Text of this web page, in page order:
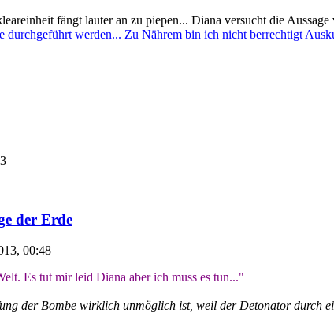
fängt lauter an zu piepen... Diana versucht die
durchgeführt werden... Zu Nährem bin ich nicht berrechtigt
der Erde
00:48
Es tut mir leid Diana aber ich muss es tun..."
der Bombe wirklich unmöglich ist, weil der Detonator